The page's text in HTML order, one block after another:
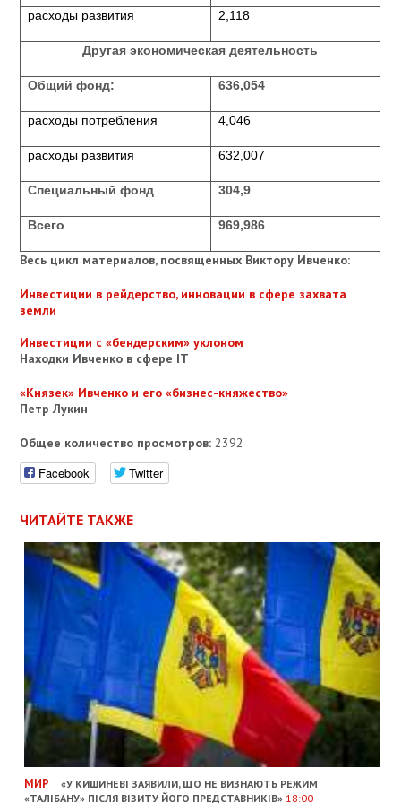
расходы развития 2,118
Другая экономическая деятельность
Общий фонд: 636,054
расходы потребления 4,046
расходы развития 632,007
Специальный фонд 304,9
Всего 969,986
Весь цикл материалов, посвященных Виктору Ивченко:
Инвестиции в рейдерство, инновации в сфере захвата
земли
Инвестиции с «бендерским» уклоном
Находки Ивченко в сфере IT
«Князек» Ивченко и его «бизнес-княжество»
Петр Лукин
Общее количество просмотров: 2392
Facebook Twitter
ЧИТАЙТЕ ТАКЖЕ
МИР
«У КИШИНЕВІ ЗАЯВИЛИ, ЩО НЕ ВИЗНАЮТЬ РЕЖИМ
«ТАЛІБАНУ» ПІСЛЯ ВІЗИТУ ЙОГО ПРЕДСТАВНИКІВ» 18:00